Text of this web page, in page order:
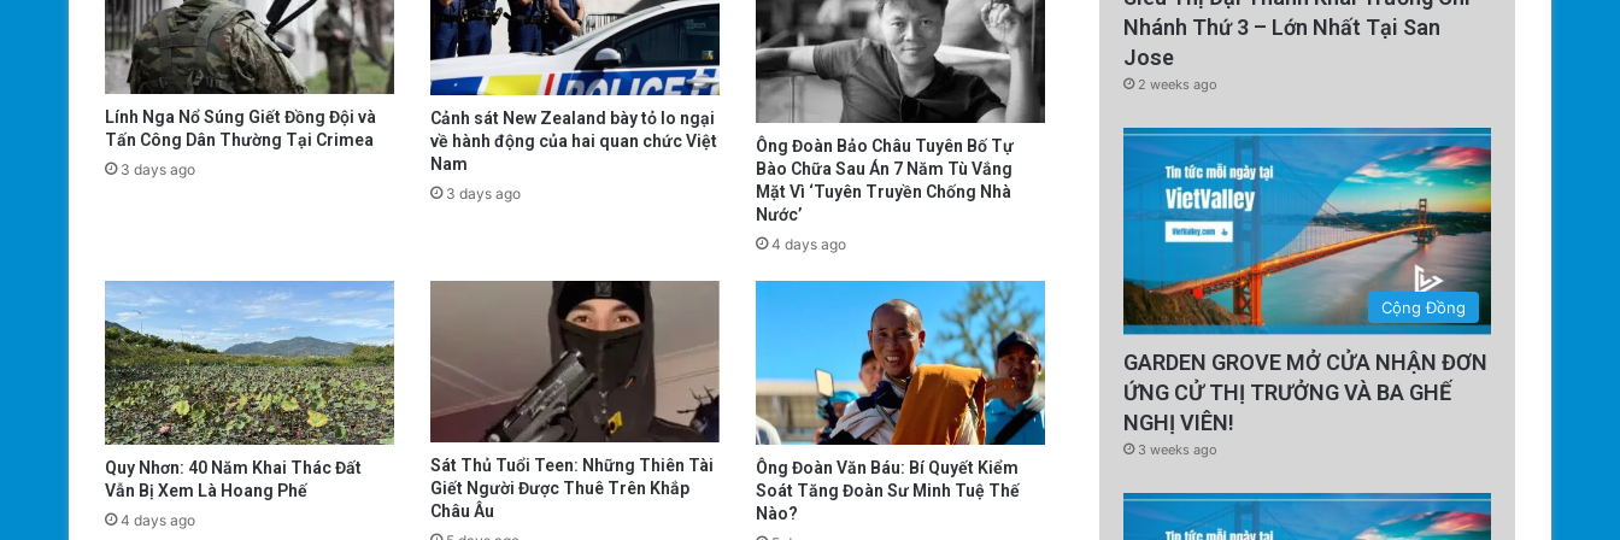
Lính Nga Nổ Súng Giết Đồng Đội và
Tấn Công Dân Thường Tại Crimea
3 days ago
Cảnh sát New Zealand bày tỏ lo ngại
về hành động của hai quan chức Việt
Nam
3 days ago
Ông Đoàn Bảo Châu Tuyên Bố Tự
Bào Chữa Sau Án 7 Năm Tù Vắng
Mặt Vì ‘Tuyên Truyền Chống Nhà
Nước’
4 days ago
Quy Nhơn: 40 Năm Khai Thác Đất
Vẫn Bị Xem Là Hoang Phế
4 days ago
Sát Thủ Tuổi Teen: Những Thiên Tài
Giết Người Được Thuê Trên Khắp
Châu Âu
Ông Đoàn Văn Báu: Bí Quyết Kiểm
Soát Tăng Đoàn Sư Minh Tuệ Thế
Nào?
Nhánh Thứ 3 – Lớn Nhất Tại San
Jose
2 weeks ago
Cộng Đồng
GARDEN GROVE MỞ CỬA NHẬN ĐƠN
ỨNG CỬ THỊ TRƯỞNG VÀ BA GHẾ
NGHỊ VIÊN!
3 weeks ago